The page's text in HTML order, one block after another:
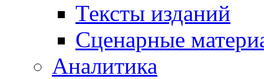
Тексты изданий
Сценарные
Аналитика